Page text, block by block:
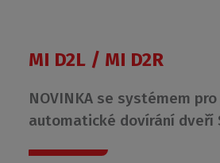
MI D2L / MI D2R
NOVINKA se systémem
automatické dovírání dveří